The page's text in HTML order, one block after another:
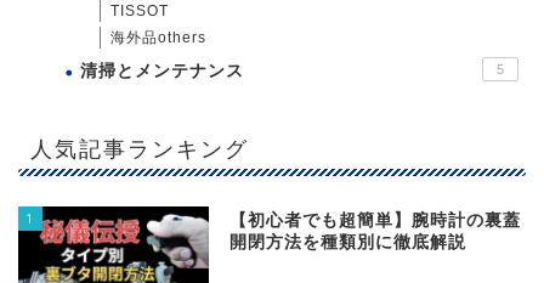
TISSOT
海外品others
清掃とメンテナンス 5
人気記事ランキング
1
【初心者でも超簡単】腕時計の裏蓋
開閉方法を種類別に徹底解説